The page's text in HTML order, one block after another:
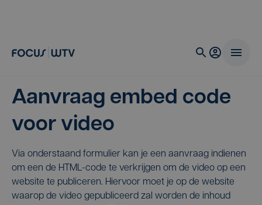
Aanvraag embed code
voor video
Via onderstaand formulier kan je een aanvraag indienen
om een de HTML-code te verkrijgen om de video op een
website te publiceren. Hiervoor moet je op de website
waarop de video gepubliceerd zal worden de inhoud